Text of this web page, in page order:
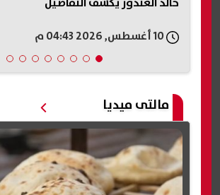
مالتى ميديا